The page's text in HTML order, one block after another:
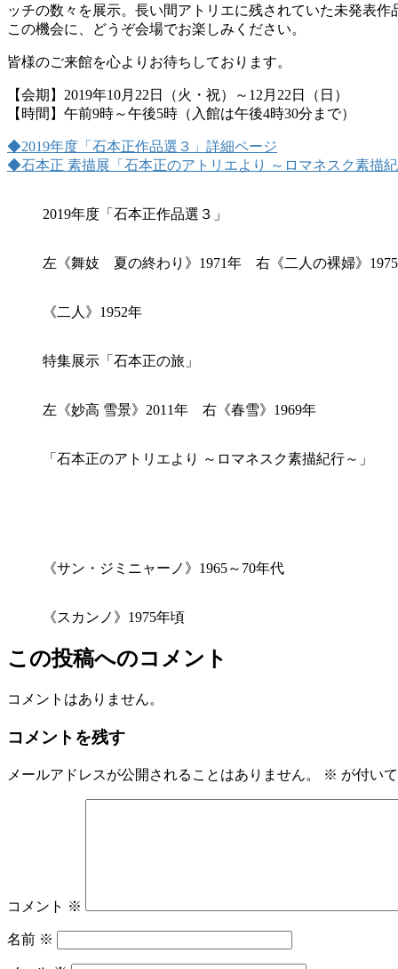
ッチの数々を展示。長い間アトリエに残されていた未発表
この機会に、どうぞ会場でお楽しみください。
皆様のご来館を心よりお待ちしております。
【会期】2019年10月22日（火・祝）～12月22日（日）
【時間】午前9時～午後5時（入館は午後4時30分まで）
◆2019年度「石本正作品選３」詳細ページ
◆石本正 素描展「石本正のアトリエより ～ロマネスク素描
2019年度「石本正作品選３」
左《舞妓 夏の終わり》1971年 右《二人の裸婦》
《二人》1952年
特集展示「石本正の旅」
左《妙高 雪景》2011年 右《春雪》1969年
「石本正のアトリエより ～ロマネスク素描紀行～」
《サン・ジミニャーノ》1965～70年代
《スカンノ》1975年頃
この投稿へのコメント
コメントはありません。
コメントを残す
メールアドレスが公開されることはありません。 ※ が付い
コメント ※
名前 ※